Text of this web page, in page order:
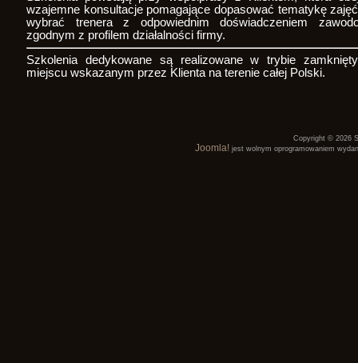
wzajemne konsultacje pomagające dopasować tematykę
wybrać trenera z odpowiednim doświadczeniem
zgodnym z profilem działalności firmy.
Szkolenia dedykowane są realizowane w trybie
miejscu wskazanym przez Klienta na terenie całej Polski.
Copyright © 2026
Joomla!jest wolnym oprogramowaniem